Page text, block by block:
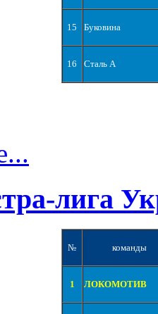
15 Буковина
16 Сталь А
лига
№ команды
1 ЛОКОМОТИВ